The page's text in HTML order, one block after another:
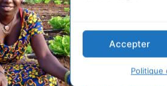
Accepter
Politique